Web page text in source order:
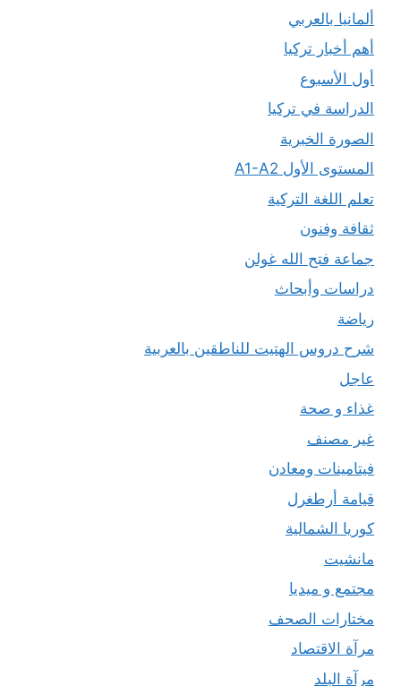
ألمانيا بالعربي
أهم أخبار تركيا
أول الأسبوع
الدراسة في تركيا
الصورة الخبرية
المستوى الأول A1-A2
تعلم اللغة التركية
ثقافة وفنون
جماعة فتح الله غولن
دراسات وأبحاث
رياضة
شرح دروس الهتيت للناطقين بالعربية
عاجل
غذاء و صحة
غير مصنف
فيتامينات ومعادن
قيامة أرطغرل
كوريا الشمالية
مانشيت
مجتمع و ميديا
مختارات الصحف
مرآة الاقتصاد
مرآة البلد